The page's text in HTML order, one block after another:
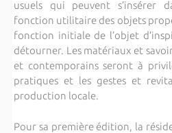
usuels qui peuvent s’insérer
fonction utilitaire des objets
fonction initiale de l’objet
détourner. Les matériaux et
et contemporains seront à
pratiques et les gestes et
production locale.
Pour sa première édition, la